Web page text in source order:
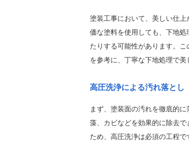
塗装工事において、美しい仕
価な塗料を使用しても、下地
たりする可能性があります。
を参考に、丁寧な下地処理で美
高圧洗浄による汚れ落とし
まず、塗装面の汚れを徹底的
藻、カビなどを効果的に除去
ため、高圧洗浄は必須の工程